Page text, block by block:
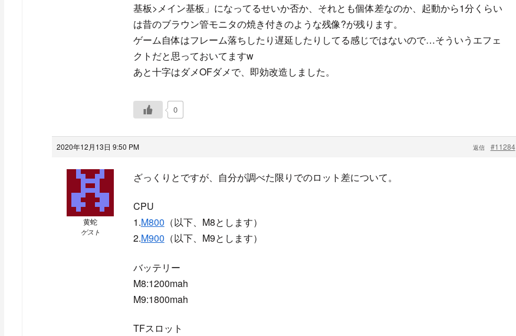
基板>メイン基板」になってるせいか否か、それとも個体差なのか、起動から1分くらい
は昔のブラウン管モニタの焼き付きのような残像?が残ります。
ゲーム自体はフレーム落ちしたり遅延したりしてる感じではないので…そういうエフェ
クトだと思っておいてますw
あと十字はダメOFダメで、即効改造しました。
0
2020年12月13日 9:50 PM #11284
返信
黄蛇
ゲスト
ざっくりとですが、自分が調べた限りでのロット差について。
CPU
1.M800 （以下、M8とします）
2.M900 （以下、M9とします）
バッテリー
M8:1200mah
M9:1800mah
TFスロット